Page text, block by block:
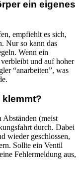
ein eigenes
empfiehlt es sich,
Nur so kann das
Wenn ein
und auf hoher
“anarbeiten”, was
klemmt?
Abständen (meist
durch. Dabei
wieder geschlossen,
Sollte ein Ventil
Fehlermeldung aus,